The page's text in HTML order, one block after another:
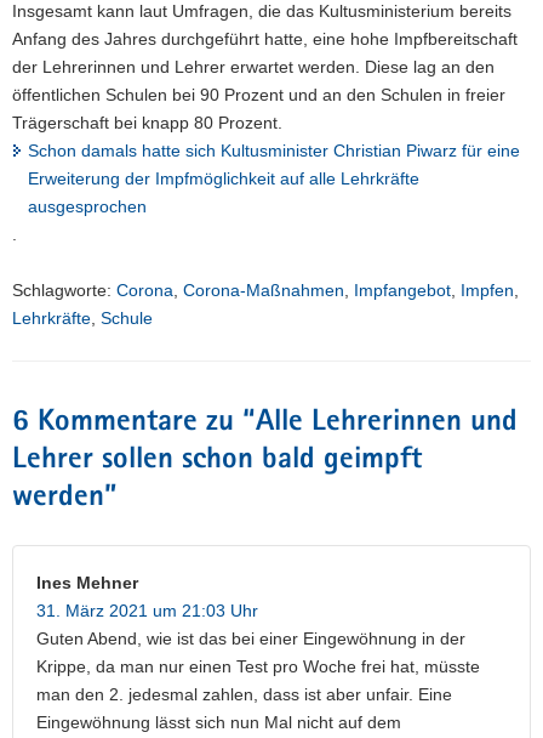
Insgesamt kann laut Umfragen, die das Kultusministerium bereits
Anfang des Jahres durchgeführt hatte, eine hohe Impfbereitschaft
der Lehrerinnen und Lehrer erwartet werden. Diese lag an den
öffentlichen Schulen bei 90 Prozent und an den Schulen in freier
Trägerschaft bei knapp 80 Prozent.
Schon damals hatte sich Kultusminister Christian Piwarz für eine
Erweiterung der Impfmöglichkeit auf alle Lehrkräfte
ausgesprochen
Schlagworte: Corona Corona-Maßnahmen Impfangebot Impfen
Lehrkräfte Schule
6 Kommentare zu “Alle Lehrerinnen und
Lehrer sollen schon bald geimpft
werden”
Ines Mehner
31. März 2021 um 21:03 Uhr
Guten Abend, wie ist das bei einer Eingewöhnung in der
Krippe, da man nur einen Test pro Woche frei hat, müsste
man den 2. jedesmal zahlen, dass ist aber unfair. Eine
Eingewöhnung lässt sich nun Mal nicht auf dem